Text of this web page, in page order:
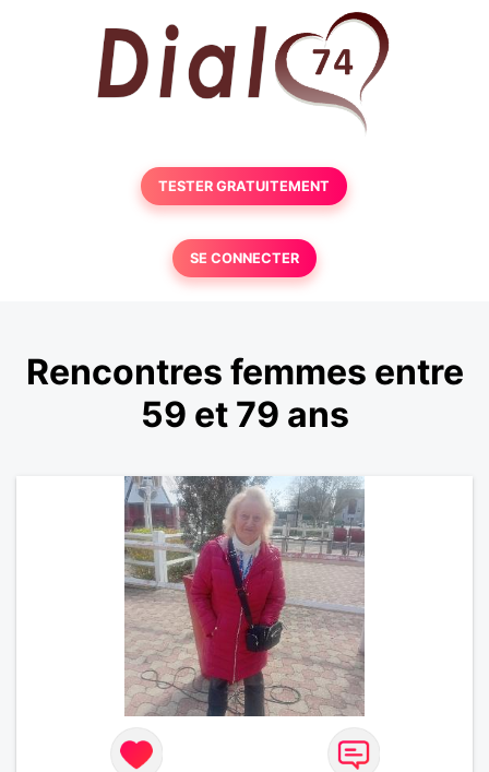
TESTER GRATUITEMENT
SE CONNECTER
Rencontres femmes entre
59 et 79 ans